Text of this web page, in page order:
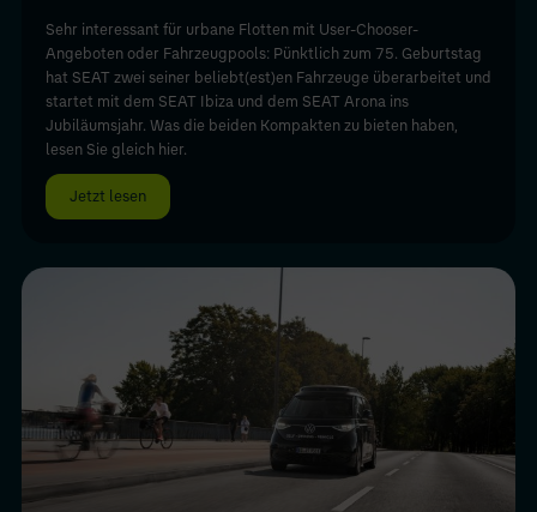
Sehr interessant für urbane Flotten mit User-Chooser-
Angeboten oder Fahrzeugpools: Pünktlich zum 75. Geburtstag
hat SEAT zwei seiner beliebt(est)en Fahrzeuge überarbeitet und
startet mit dem SEAT Ibiza und dem SEAT Arona ins
Jubiläumsjahr. Was die beiden Kompakten zu bieten haben,
lesen Sie gleich hier.
Jetzt lesen